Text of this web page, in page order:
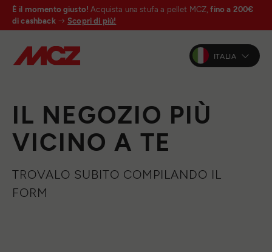
È il momento giusto! Acquista una stufa a pellet MCZ, fino a 200€
di cashback
Scopri di più!
ITALIA
IL NEGOZIO PIÙ
VICINO A TE
TROVALO SUBITO COMPILANDO IL
FORM